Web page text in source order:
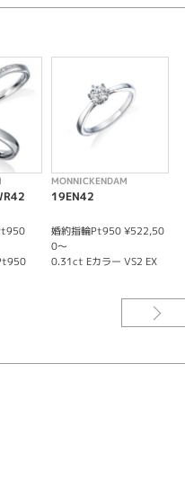
にシンプルさの中にさりげない
ダムダイヤモンドとは?
ステルダムで設立され、現在は
イヤモンドブランドです。
ドの1つに数えられます。
ており、厳正な評価基準を新た
です。
もっとも大切に考えカットす
用し、「最高の製品」を作り上
質です。
MONNICKENDAM
19EN42
婚約指輪Pt950 ¥522,50
0～
0.31ct Eカラー VS2 EX